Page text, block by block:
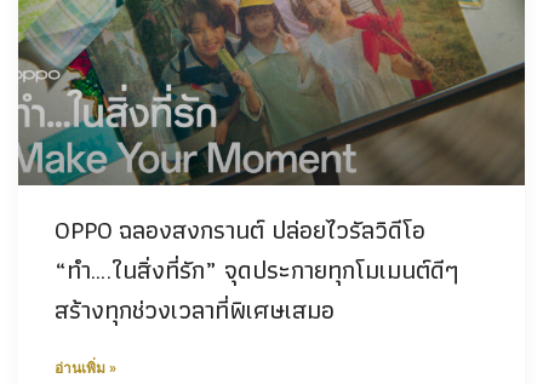
OPPO ฉลองสงกรานต์ ปล่อยไวรัลวิดีโอ
“ทำ….ในสิ่งที่รัก” จุดประกายทุกโมเมนต์ดีๆ
สร้างทุกช่วงเวลาที่พิเศษเสมอ
อ่านเพิ่ม »